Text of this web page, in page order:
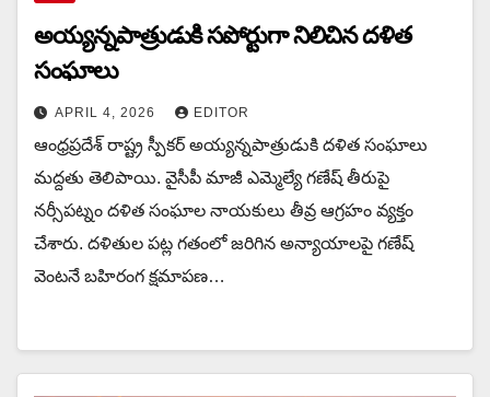
అయ్య‌న్న‌పాత్రుడుకి స‌పోర్టుగా నిలిచిన‌ ద‌ళిత
సంఘాలు
APRIL 4, 2026 EDITOR
ఆంధ్ర‌ప్ర‌దేశ్ రాష్ట్ర‌ స్పీక‌ర్ అయ్య‌న్న‌పాత్రుడుకి ద‌ళిత సంఘాలు
మ‌ద్ద‌తు తెలిపాయి. వైసీపీ మాజీ ఎమ్మెల్యే గణేష్ తీరుపై
నర్సీపట్నం దళిత సంఘాల నాయకులు తీవ్ర ఆగ్రహం వ్యక్తం
చేశారు. దళితుల పట్ల గతంలో జరిగిన అన్యాయాలపై గణేష్
వెంటనే బహిరంగ క్షమాపణ…